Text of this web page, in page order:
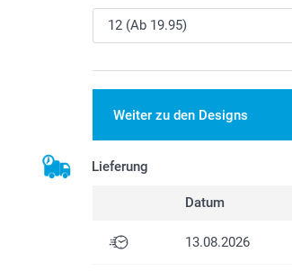
Weiter zu den Designs
Lieferung
Datum
13.08.2026